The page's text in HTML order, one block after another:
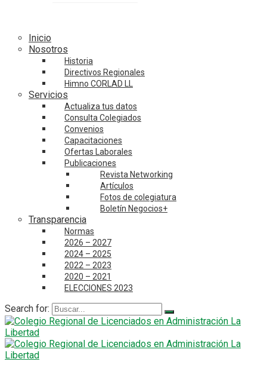
Inicio
Nosotros
Historia
Directivos Regionales
Himno CORLAD LL
Servicios
Actualiza tus datos
Consulta Colegiados
Convenios
Capacitaciones
Ofertas Laborales
Publicaciones
Revista Networking
Artículos
Fotos de colegiatura
Boletín Negocios+
Transparencia
Normas
2026 – 2027
2024 – 2025
2022 – 2023
2020 – 2021
ELECCIONES 2023
Search for: